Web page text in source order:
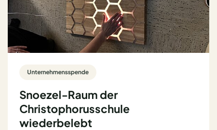
Unternehmensspende
Snoezel-Raum der
Christophorusschule
wiederbelebt